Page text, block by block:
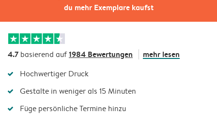
du mehr Exemplare kaufst
4.7 basierend auf1984 Bewertungen mehr lesen
Hochwertiger Druck
Gestalte in weniger als 15 Minuten
Füge persönliche Termine hinzu